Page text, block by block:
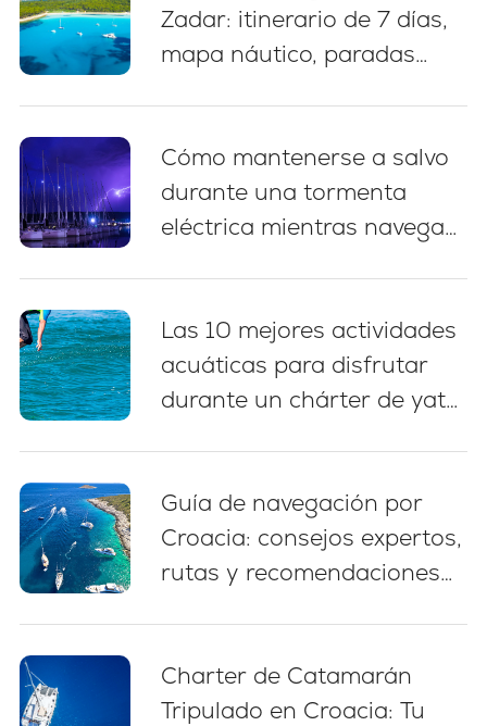
Zadar: itinerario de 7 días,
mapa náutico, paradas
Cómo mantenerse a salvo
durante una tormenta
eléctrica mientras navega
Las 10 mejores actividades
acuáticas para disfrutar
durante un chárter de yate
Guía de navegación por
Croacia: consejos expertos,
rutas y recomendaciones
Charter de Catamarán
Tripulado en Croacia: Tu